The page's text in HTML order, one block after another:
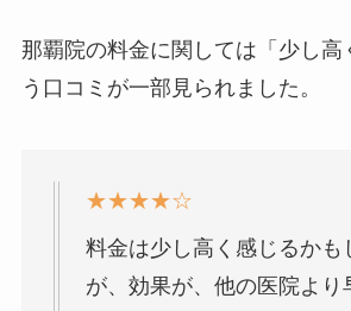
那覇院の料金に関しては「少し高
う口コミが一部見られました。
★★★★☆
料金は少し高く感じるかも
が、効果が、他の医院より